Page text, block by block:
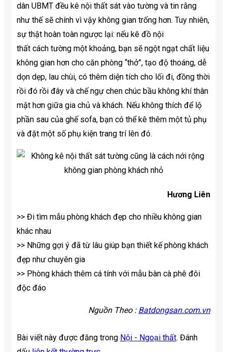
dân UBMT đều kê nội thất sát vào tường và tin rằng
như thế sẽ chính vì vậy không gian trống hơn. Tuy nhiên,
sự thật hoàn toàn ngược lại: nếu kê đồ nội
thất cách tường một khoảng, bạn sẽ ngột ngạt chất liệu
không gian hơn cho căn phòng “thở”, tạo độ thoáng, dễ
dọn dẹp, lau chùi, có thêm diện tích cho lối đi, đồng thời
rồi đó rồi đây và chế ngự chen chúc bầu không khí thân
mật hơn giữa gia chủ và khách. Nếu không thích để lộ
phần sau của ghế sofa, bạn có thể kê thêm một tủ phụ
và đặt một số phụ kiện trang trí lên đó.
Hương Liên
>> Đi tìm mẫu phòng khách đẹp cho nhiều không gian
khác nhau
>> Những gợi ý đã từ lâu giúp bạn thiết kế phòng khách
đẹp như chuyên gia
>> Phòng khách thêm cá tính với mẫu bàn cà phê đôi
độc đáo
Nguồn Theo : Batdongsan.com.vn
Bài viết này được đăng trong Nội - Ngoại thất. Đánh